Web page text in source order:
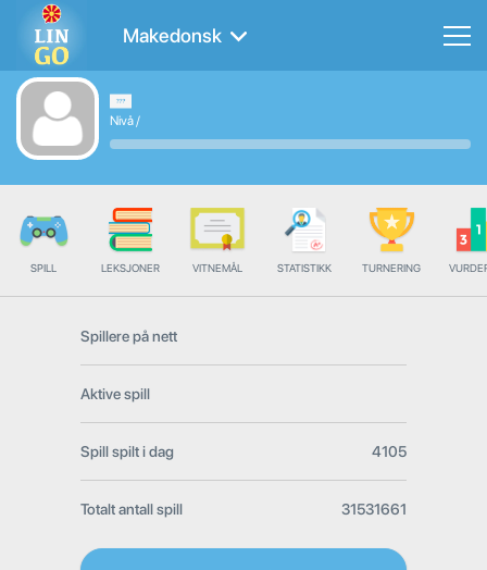
Makedonsk
Nivå/
SPILL LEKSJONER VITNEMÅL STATISTIKK TURNERING
Spillere på nett
Aktive spill
Spill spilt i dag 4105
Totalt antall spill 31531661